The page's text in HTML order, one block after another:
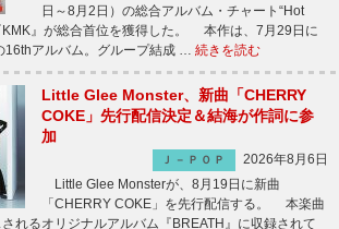
日～8月2日）の総合アルバム・チャート“Hot
KMK』が総合首位を獲得した。 本作は、7月29日に
16thアルバム。グループ結成 … 続きを読む
Little Glee Monster、新曲「CHERRY
COKE」先行配信決定＆結海が作詞に参
加
Ｊ－ＰＯＰ
2026年8月6日
Little Glee Monsterが、8月19日に新曲
「CHERRY COKE」を先行配信する。 本楽曲
れるオリジナルアルバム『BREATH』に収録されて